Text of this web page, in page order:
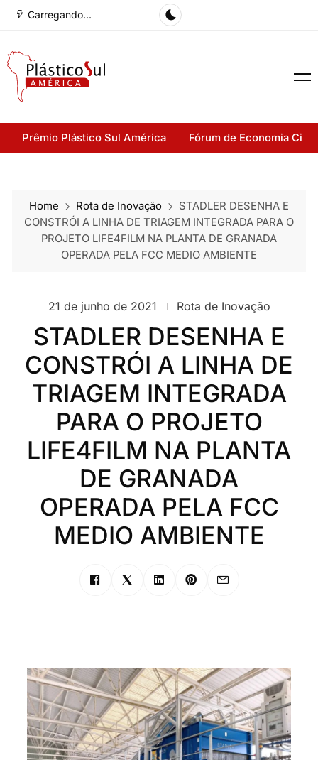
Carregando...
Prêmio Plástico Sul América Fórum de Economia
Home Rota de Inovação
STADLER DESENHA E
CONSTRÓI A LINHA DE TRIAGEM INTEGRADA PARA O
PROJETO LIFE4FILM NA PLANTA DE GRANADA
OPERADA PELA FCC MEDIO AMBIENTE
21 de junho de 2021 Rota de Inovação
STADLER DESENHA E
CONSTRÓI A LINHA DE
TRIAGEM INTEGRADA
PARA O PROJETO
LIFE4FILM NA PLANTA
DE GRANADA
OPERADA PELA FCC
MEDIO AMBIENTE